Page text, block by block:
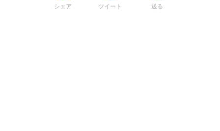
シェア ツイート 送る